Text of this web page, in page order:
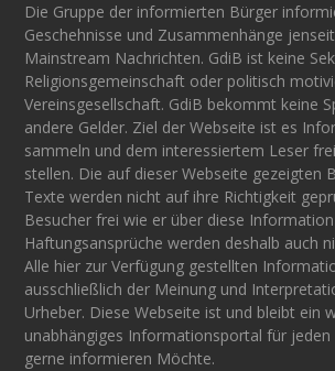
Die Gruppe der informierten Bürger
Geschehnisse und Zusammenhänge
Mainstream Nachrichten. GdiB ist keine
Religionsgemeinschaft oder politisch
Vereinsgesellschaft. GdiB bekommt keine
andere Gelder. Ziel der Webseite ist es
sammeln und dem interessiertem Leser
stellen. Die auf dieser Webseite gezeigten
Texte werden nicht auf ihre Richtigkeit
Besucher frei wie er über diese Information
Haftungsansprüche werden deshalb auch
Alle hier zur Verfügung gestellten
ausschließlich der Meinung und
Urheber. Diese Webseite ist und bleibt ein
unabhängiges Informationsportal für jeden
gerne informieren Möchte.